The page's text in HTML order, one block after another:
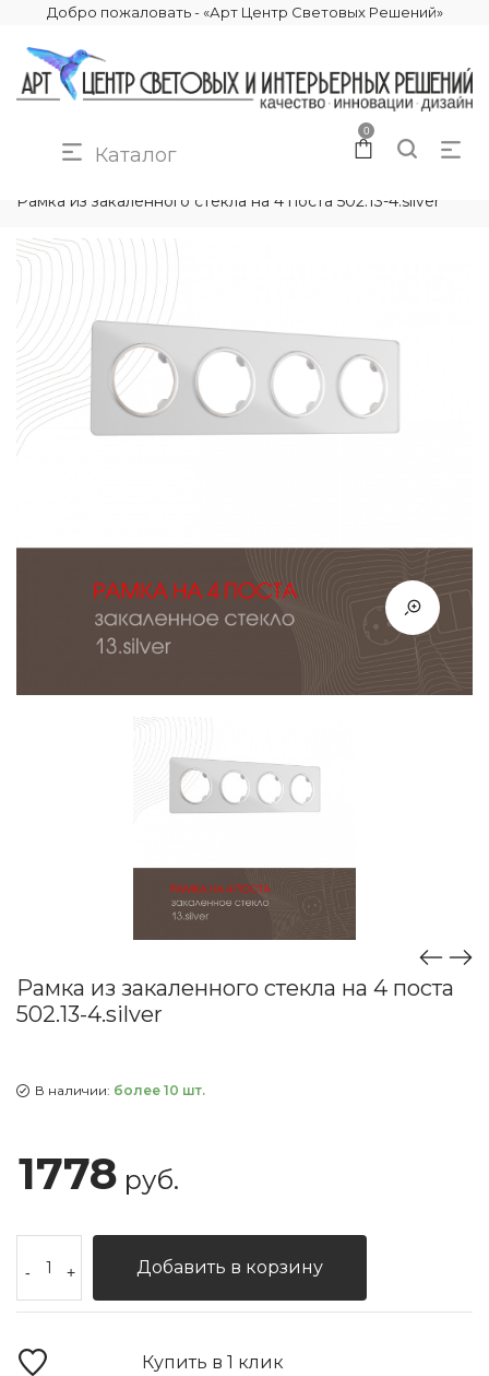
Добро пожаловать - «Арт Центр Световых Решений»
Каталог
0
Рамка из закаленного стекла на 4 поста 502.13-4.silver
Рамка из закаленного стекла на 4 поста
502.13-4.silver
В наличии: более 10 шт.
1778 руб.
- + Добавить в корзину
Купить в 1 клик